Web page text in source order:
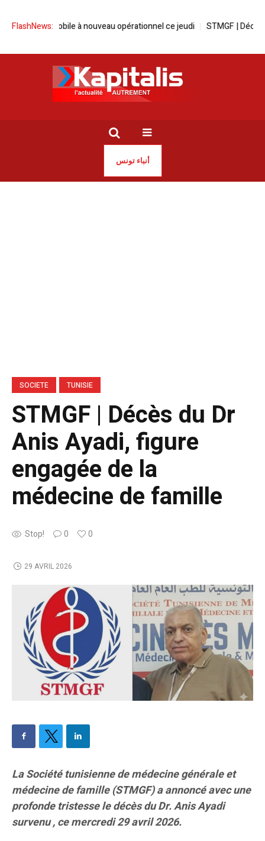
FlashNews:
pont mobile à nouveau opérationnel ce jeudi STMGF | Décès du
أنباء تونس
SOCIETE TUNISIE
STMGF | Décès du Dr
Anis Ayadi, figure
engagée de la
médecine de famille
Stop! 0 0
29 AVRIL 2026
La Société tunisienne de médecine générale et
médecine de famille (STMGF) a annoncé avec une
profonde tristesse le décès du Dr. Anis Ayadi
survenu , ce mercredi 29 avril 2026.